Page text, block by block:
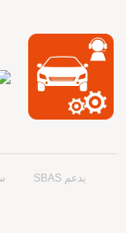
يدعم SBAS